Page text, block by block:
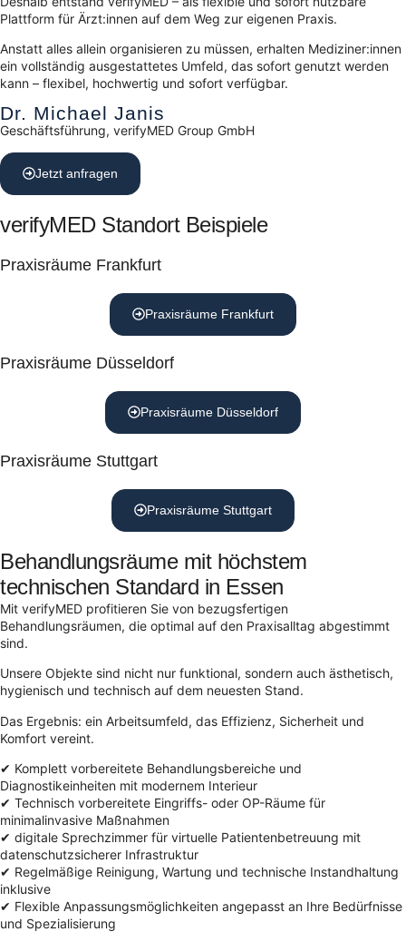
Plattform für Ärzt:innen auf dem Weg zur eigenen Praxis.
Anstatt alles allein organisieren zu müssen, erhalten Mediziner:innen
ein vollständig ausgestattetes Umfeld, das sofort genutzt werden
kann – flexibel, hochwertig und sofort verfügbar.
Dr. Michael Janis
Geschäftsführung, verifyMED Group GmbH
Jetzt anfragen
verifyMED Standort Beispiele
Praxisräume Frankfurt
Praxisräume Frankfurt
Praxisräume Düsseldorf
Praxisräume Düsseldorf
Praxisräume Stuttgart
Praxisräume Stuttgart
Behandlungsräume mit höchstem
technischen Standard in Essen
Mit verifyMED profitieren Sie von bezugsfertigen
Behandlungsräumen, die optimal auf den Praxisalltag abgestimmt
sind.
Unsere Objekte sind nicht nur funktional, sondern auch ästhetisch,
hygienisch und technisch auf dem neuesten Stand.
Das Ergebnis: ein Arbeitsumfeld, das Effizienz, Sicherheit und
Komfort vereint.
✔ Komplett vorbereitete Behandlungsbereiche und
Diagnostikeinheiten mit modernem Interieur
✔ Technisch vorbereitete Eingriffs- oder OP-Räume für
minimalinvasive Maßnahmen
✔ digitale Sprechzimmer für virtuelle Patientenbetreuung mit
datenschutzsicherer Infrastruktur
✔ Regelmäßige Reinigung, Wartung und technische Instandhaltung
inklusive
✔ Flexible Anpassungsmöglichkeiten angepasst an Ihre Bedürfnisse
und Spezialisierung